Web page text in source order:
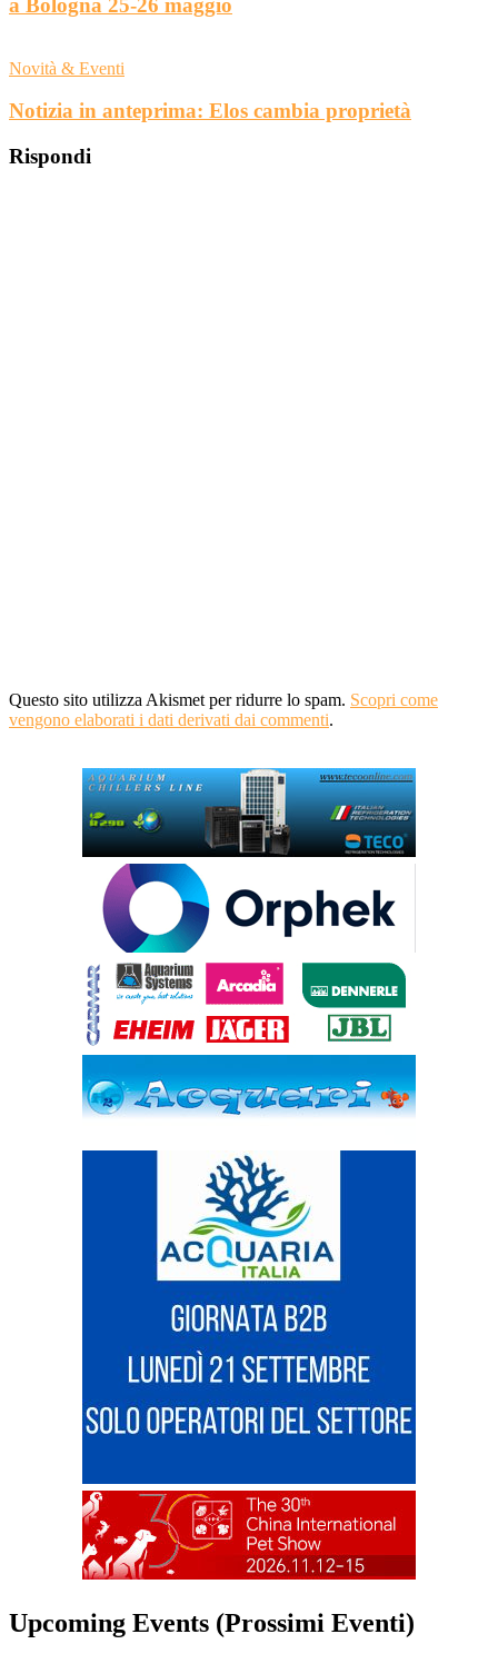
a Bologna 25-26 maggio
Novità & Eventi
Notizia in anteprima: Elos cambia proprietà
Rispondi
Questo sito utilizza Akismet per ridurre lo spam. Scopri come
vengono elaborati i dati derivati dai commenti.
Upcoming Events (Prossimi Eventi)